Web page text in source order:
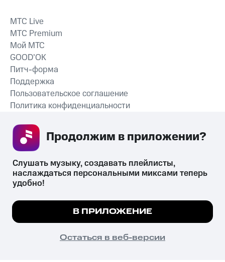
СКАЧАТЬ ПРИЛОЖЕНИЕ
MTС Live
MTС Premium
Мой МТС
GOOD’OK
Питч-форма
Поддержка
Пользовательское соглашение
Политика конфиденциальности
психотропных веществ, их аналогов причиняет вред здоровью,
их незаконный оборот запрещён и влечёт установленную
законодательством ответственность.
© 2026 ООО «КИОН».
Все права защищены
Мы используем куки, чтобы на сайте все
Подробнее
ПОНЯТНО
Слушать музыку, создавать плейлисты,
наслаждаться персональными миксами теперь
удобно!
В ПРИЛОЖЕНИЕ
Остаться в веб-версии